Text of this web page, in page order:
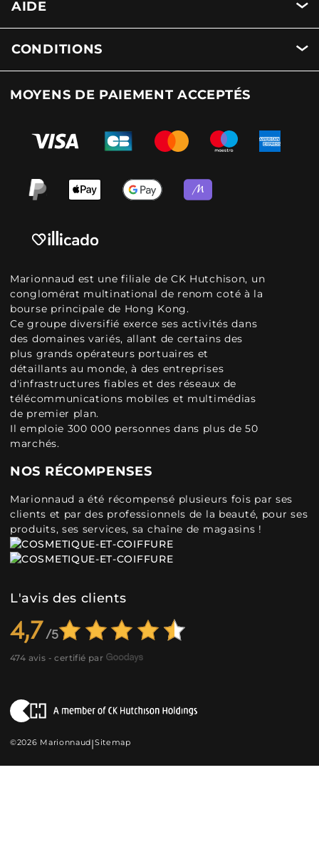
AIDE
CONDITIONS
MOYENS DE PAIEMENT ACCEPTÉS
Marionnaud est une filiale de CK Hutchison, un
conglomérat multinational de renom coté à la
bourse principale de Hong Kong.
Ce groupe diversifié exerce ses activités dans
des domaines variés, allant de certains des
plus grands opérateurs portuaires et
détaillants au monde, à des entreprises
d'infrastructures fiables et des réseaux de
télécommunications mobiles et multimédias
de premier plan.
Il emploie 300 000 personnes dans plus de 50
marchés.
NOS RÉCOMPENSES
Marionnaud a été récompensé plusieurs fois par ses
clients et par des professionnels de la beauté, pour ses
produits, ses services, sa chaîne de magasins !
L'avis des clients
4,7
474 avis - certifié par
©2026 Marionnaud|Sitemap